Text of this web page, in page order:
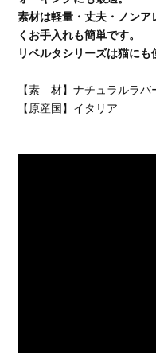
素材は軽量・丈夫・ノン
くお手入れも簡単です。
リベルタシリーズは猫にも
【素 材】ナチュラルラバ
【原産国】イタリア